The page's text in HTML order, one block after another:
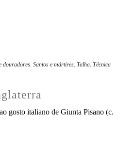
douradores Santos e mártires Talha Técnica
gosto italiano de Giunta Pisano (c.